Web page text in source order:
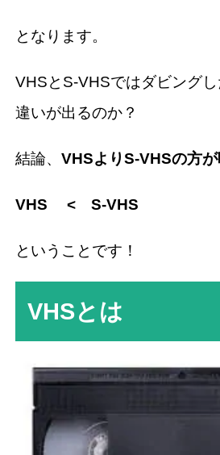
となります。
VHSとS-VHSではダビング
違いが出るのか？
結論、VHSよりS-VHSの方
VHS < S-VHS
ということです！
VHSとは